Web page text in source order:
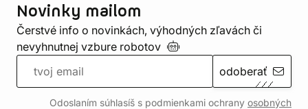
Novinky mailom
Čerstvé info o novinkách, výhodných zľavách či
nevyhnutnej vzbure robotov
odoberať
Odoslaním súhlasíš s podmienkami ochrany osobných